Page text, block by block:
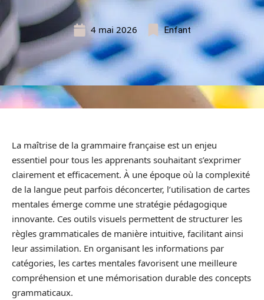
4 mai 2026 Enfant
La maîtrise de la grammaire française est un enjeu
essentiel pour tous les apprenants souhaitant s’exprimer
clairement et efficacement. À une époque où la complexité
de la langue peut parfois déconcerter, l’utilisation de cartes
mentales émerge comme une stratégie pédagogique
innovante. Ces outils visuels permettent de structurer les
règles grammaticales de manière intuitive, facilitant ainsi
leur assimilation. En organisant les informations par
catégories, les cartes mentales favorisent une meilleure
compréhension et une mémorisation durable des concepts
grammaticaux.